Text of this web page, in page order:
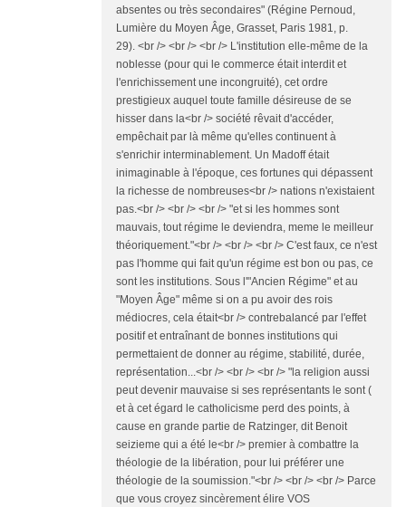
absentes ou très secondaires" (Régine Pernoud,
Lumière du Moyen Âge, Grasset, Paris 1981, p.
29). <br /> <br /> <br /> L'institution elle-même de la
noblesse (pour qui le commerce était interdit et
l'enrichissement une incongruité), cet ordre
prestigieux auquel toute famille désireuse de se
hisser dans la<br /> société rêvait d'accéder,
empêchait par là même qu'elles continuent à
s'enrichir interminablement. Un Madoff était
inimaginable à l'époque, ces fortunes qui dépassent
la richesse de nombreuses<br /> nations n'existaient
pas.<br /> <br /> <br /> "et si les hommes sont
mauvais, tout régime le deviendra, meme le meilleur
théoriquement."<br /> <br /> <br /> C'est faux, ce n'est
pas l'homme qui fait qu'un régime est bon ou pas, ce
sont les institutions. Sous l'"Ancien Régime" et au
"Moyen Âge" même si on a pu avoir des rois
médiocres, cela était<br /> contrebalancé par l'effet
positif et entraînant de bonnes institutions qui
permettaient de donner au régime, stabilité, durée,
représentation...<br /> <br /> <br /> "la religion aussi
peut devenir mauvaise si ses représentants le sont (
et à cet égard le catholicisme perd des points, à
cause en grande partie de Ratzinger, dit Benoit
seizieme qui a été le<br /> premier à combattre la
théologie de la libération, pour lui préférer une
théologie de la soumission."<br /> <br /> <br /> Parce
que vous croyez sincèrement élire VOS